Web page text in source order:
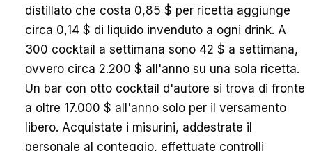
distillato che costa 0,85 $ per ricetta aggiunge
circa 0,14 $ di liquido invenduto a ogni drink. A
300 cocktail a settimana sono 42 $ a settimana,
ovvero circa 2.200 $ all'anno su una sola ricetta.
Un bar con otto cocktail d'autore si trova di fronte
a oltre 17.000 $ all'anno solo per il versamento
libero. Acquistate i misurini, addestrate il
personale al conteggio, effettuate controlli